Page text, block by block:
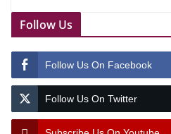
Follow Us
Follow Us On Facebook
Follow Us On Twitter